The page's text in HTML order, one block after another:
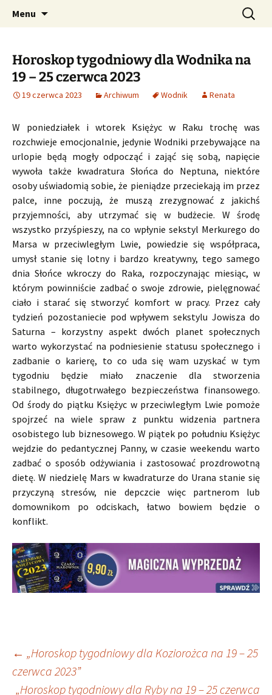
CzaroMarowy horoskop
dzienny, miesięczny i
tygodniowy
Profesjonalne przepowiednie astrologiczne
Menu Szukaj:
Horoskop tygodniowy dla Wodnika na
19 – 25 czerwca 2023
19 czerwca 2023 Archiwum Wodnik Renata
W poniedziałek i wtorek Księżyc w Raku trochę was
rozchwieje emocjonalnie, jedynie Wodniki przebywające na
urlopie będą mogły odpocząć i zająć się sobą, napięcie
wywoła także kwadratura Słońca do Neptuna, niektóre
osoby uświadomią sobie, że pieniądze przeciekają im przez
palce, inne poczują, że muszą zrezygnować z jakichś
przyjemności, aby utrzymać się w budżecie. W środę
wszystko przyśpieszy, na co wpłynie sekstyl Merkurego do
Marsa w przeciwległym Lwie, powiedzie się współpraca,
umysł stanie się lotny i bardzo kreatywny, tego samego
dnia Słońce wkroczy do Raka, rozpoczynając miesiąc, w
którym powinniście zadbać o swoje zdrowie, pielęgnować
ciało i starać się stworzyć komfort w pracy. Przez cały
tydzień pozostaniecie pod wpływem sekstylu Jowisza do
Saturna – korzystny aspekt dwóch planet społecznych
warto wykorzystać na podniesienie statusu społecznego i
zadbanie o karierę, to co uda się wam uzyskać w tym
tygodniu będzie miało znaczenie dla stworzenia
stabilnego, długotrwałego bezpieczeństwa finansowego.
Od środy do piątku Księżyc w przeciwległym Lwie pomoże
spojrzeć na wiele spraw z punktu widzenia partnera
osobistego lub biznesowego. W piątek po południu Księżyc
wejdzie do pedantycznej Panny, w czasie weekendu warto
zadbać o sposób odżywiania i zastosować prozdrowotną
dietę. W niedzielę Mars w kwadraturze do Urana stanie się
przyczyną stresów, nie depczcie więc partnerom lub
domownikom po odciskach, łatwo bowiem będzie o
konflikt.
Nawigacja
← „Horoskop tygodniowy dla Koziorożca na 19 – 25
czerwca 2023”
„Horoskop tygodniowy dla Ryby na 19 – 25 czerwca